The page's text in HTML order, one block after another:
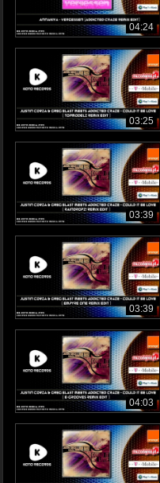
04:24
03:25
03:39
03:39
04:03